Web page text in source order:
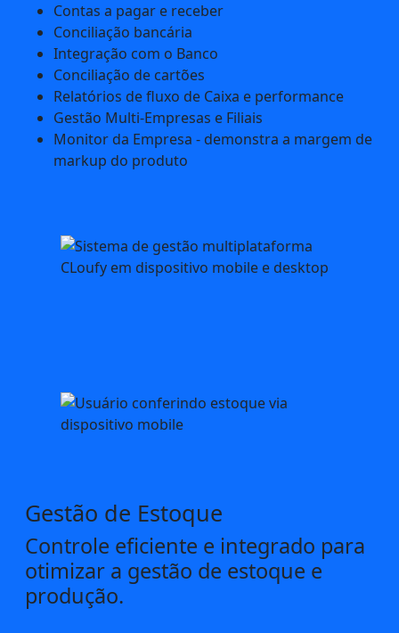
Contas a pagar e receber
Conciliação bancária
Integração com o Banco
Conciliação de cartões
Relatórios de fluxo de Caixa e performance
Gestão Multi-Empresas e Filiais
Monitor da Empresa - demonstra a margem de
markup do produto
Gestão de Estoque
Controle eficiente e integrado para
otimizar a gestão de estoque e
produção.